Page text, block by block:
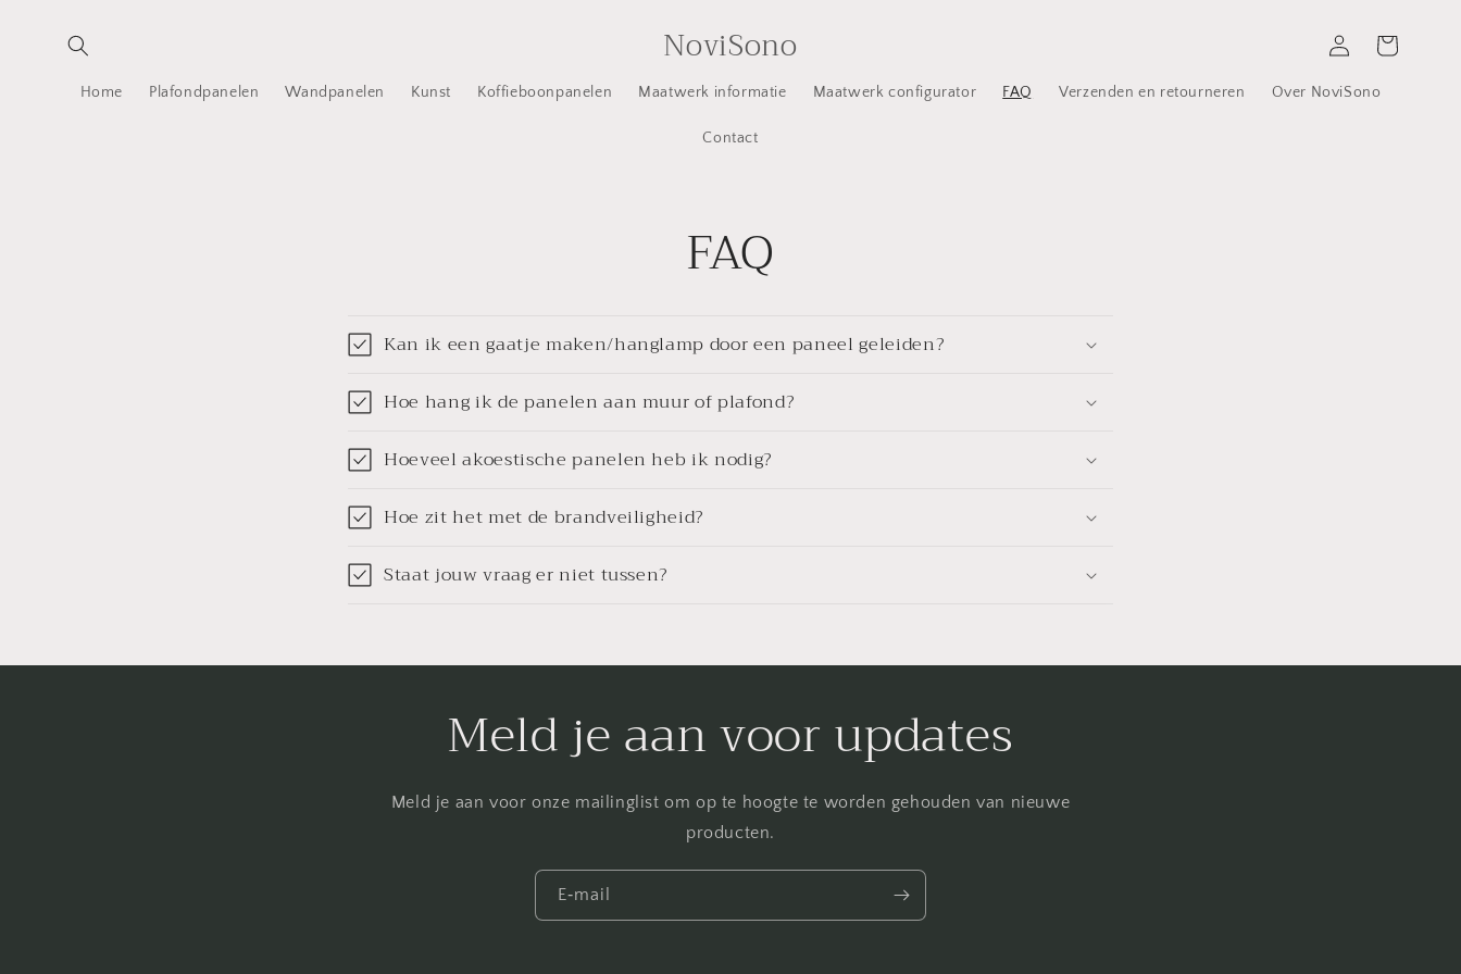
content
NoviSono
Home Plafondpanelen Wandpanelen Kunst Koffieboonpanelen Maatwerk informatie Maatwerk configurator FAQ Verzenden en retourneren Over NoviSono
Contact
InloggenWinkelwagen
FAQ
Kan ik een gaatje maken/hanglamp door een paneel geleiden?
Hoe hang ik de panelen aan muur of plafond?
Hoeveel akoestische panelen heb ik nodig?
Hoe zit het met de brandveiligheid?
Staat jouw vraag er niet tussen?
Meld je aan voor updates
Meld je aan voor onze mailinglist om op te hoogte te worden gehouden van nieuwe
producten.
E‑mail